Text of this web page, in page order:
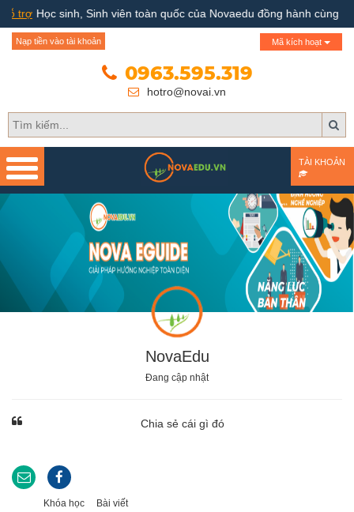
Trang chủ
Quy trình hướng nghiệp
Bài test
Tài liệu
Khóa học
Đơn vị đào tạo
Nhóm ngành nghề
Gương sáng học sinh -
Sinh viên toàn quốc của Novaedu đồng hành cùng Bộ GD&ĐT
Nạp tiền vào tài khoản Mã kích hoạt
0963.595.319
hotro@novai.vn
TÀI KHOẢN
NovaEdu
Đang cập nhật
Chia sẻ cái gì đó
Khóa học Bài viết